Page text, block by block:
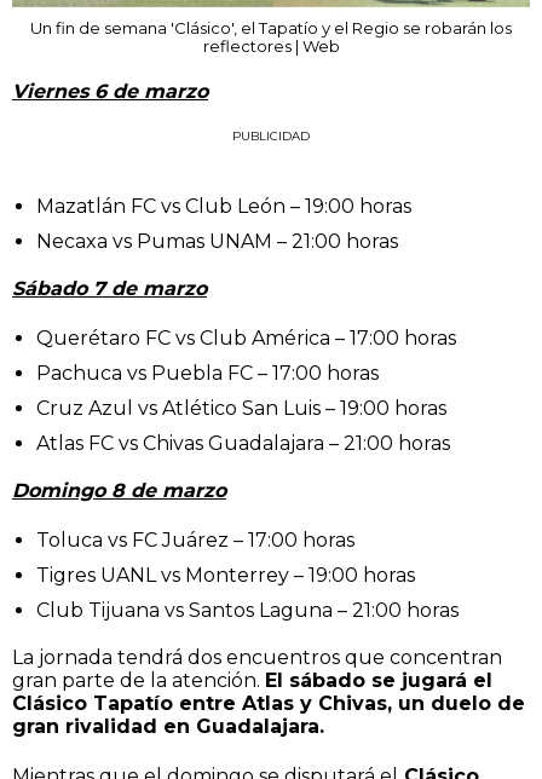
Un fin de semana 'Clásico', el Tapatío y el Regio se robarán los
reflectores | Web
Viernes 6 de marzo
PUBLICIDAD
Mazatlán FC vs Club León – 19:00 horas
Necaxa vs Pumas UNAM – 21:00 horas
Sábado 7 de marzo
Querétaro FC vs Club América – 17:00 horas
Pachuca vs Puebla FC – 17:00 horas
Cruz Azul vs Atlético San Luis – 19:00 horas
Atlas FC vs Chivas Guadalajara – 21:00 horas
Domingo 8 de marzo
Toluca vs FC Juárez – 17:00 horas
Tigres UANL vs Monterrey – 19:00 horas
Club Tijuana vs Santos Laguna – 21:00 horas
La jornada tendrá dos encuentros que concentran
gran parte de la atención. El sábado se jugará el
Clásico Tapatío entre Atlas y Chivas, un duelo de
gran rivalidad en Guadalajara.